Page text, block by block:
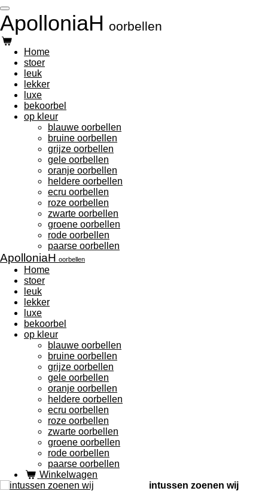
Ga
direct
naar
de
hoofdinhoud
ApolloniaH oorbellen
Home
stoer
leuk
lekker
luxe
bekoorbel
op kleur
blauwe oorbellen
bruine oorbellen
grijze oorbellen
gele oorbellen
oranje oorbellen
heldere oorbellen
ecru oorbellen
roze oorbellen
zwarte oorbellen
groene oorbellen
rode oorbellen
paarse oorbellen
ApolloniaH oorbellen
Home
stoer
leuk
lekker
luxe
bekoorbel
op kleur
blauwe oorbellen
bruine oorbellen
grijze oorbellen
gele oorbellen
oranje oorbellen
heldere oorbellen
ecru oorbellen
roze oorbellen
zwarte oorbellen
groene oorbellen
rode oorbellen
paarse oorbellen
Winkelwagen
intussen zoenen wij